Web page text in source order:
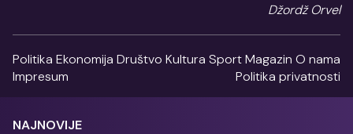
Džordž Orvel
Politika Ekonomija Društvo Kultura SportMagazin O nama
Impresum
Politika privatnosti
NAJNOVIJE